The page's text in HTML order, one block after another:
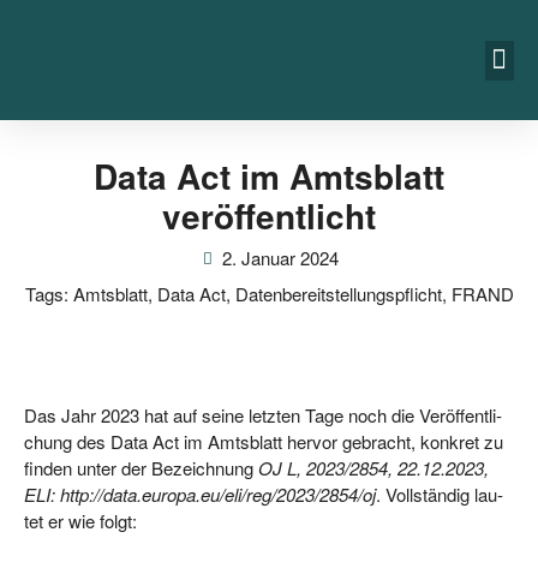
Data Act im Amtsblatt
veröffentlicht
2. Januar 2024
Tags: Amtsblatt, Data Act, Datenbereitstellungspflicht, FRAND
Das Jahr 2023 hat auf sei­ne letz­ten Tage noch die Ver­öf­fent­li­
chung des Data Act im Amts­blatt her­vor gebracht, kon­kret zu
fin­den unter der Bezeich­nungOJ L, 2023/2854, 22.12.2023,
ELI: http://​data​.euro​pa​.eu/​e​l​i​/​r​e​g​/​2​0​2​3​/​2​8​5​4​/oj. Voll­stän­dig lau­
tet er wie folgt: